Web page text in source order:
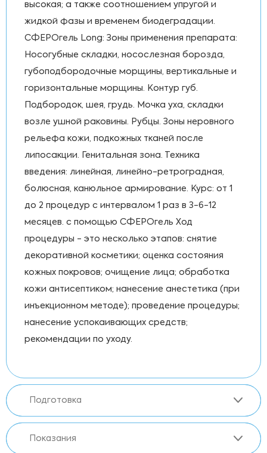
высокая; а также соотношением упругой и
жидкой фазы и временем биодеградации.
СФЕРОгель Long: Зоны применения препарата:
Носогубные складки, носослезная борозда,
губоподбородочные морщины, вертикальные и
горизонтальные морщины. Контур губ.
Подбородок, шея, грудь. Мочка уха, складки
возле ушной раковины. Рубцы. Зоны неровного
рельефа кожи, подкожных тканей после
липосакции. Генитальная зона. Техника
введения: линейная, линейно-ретроградная,
болюсная, канюльное армирование. Курс: от 1
до 2 процедур с интервалом 1 раз в 3-6-12
месяцев. с помощью СФЕРОгель Ход
процедуры - это несколько этапов: снятие
декоративной косметики; оценка состояния
кожных покровов; очищение лица; обработка
кожи антисептиком; нанесение анестетика (при
инъекционном методе); проведение процедуры;
нанесение успокаивающих средств;
рекомендации по уходу.
Подготовка
Показания